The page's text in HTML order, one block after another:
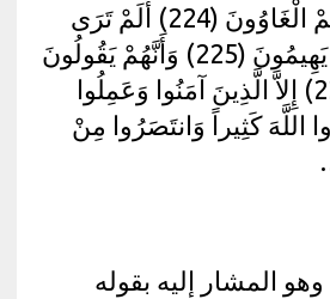
[وَالشُّعَرَاءُ يَتَّبِعُهُمْ الْغَاوُونَ (224) أَلَمْ تَرَى
أَنَّهُمْ فِي كُلِّ وَادٍ يَهِيمُونَ (225) وَأَنَّهُمْ يَقُولُونَ
مَا لا يَفْعَلُونَ (226) إِلاَّ الَّذِينَ آمَنُوا وَعَمِلُوا
اللَّهَ كَثِيراً وَانتَصَرُوا مِنْ
المشار إليه بقوله